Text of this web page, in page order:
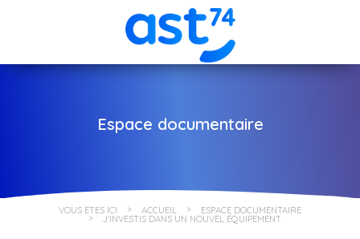
Espace documentaire
VOUS ÊTES ICI ACCUEIL ESPACE DOCUMENTAIRE
J'INVESTIS DANS UN NOUVEL ÉQUIPEMENT